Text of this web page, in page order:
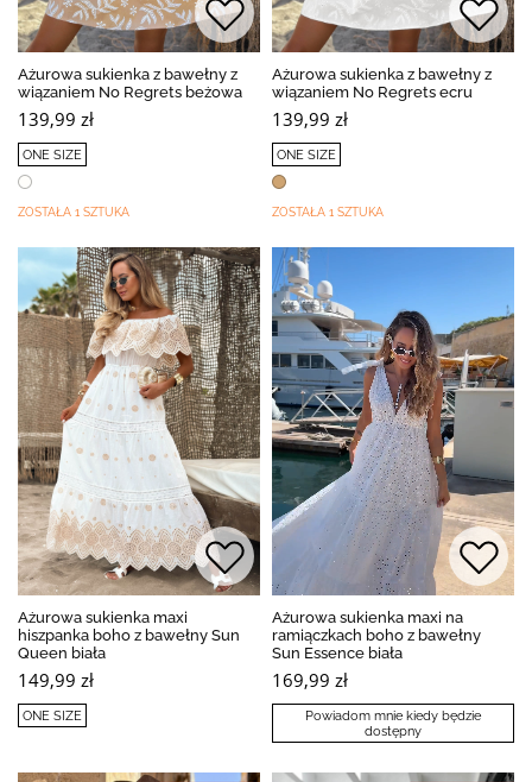
Ażurowa sukienka z bawełny z
wiązaniem No Regrets beżowa
139,99 zł
ONE SIZE
ZOSTAŁA 1 SZTUKA
Ażurowa sukienka z bawełny z
wiązaniem No Regrets ecru
139,99 zł
ONE SIZE
ZOSTAŁA 1 SZTUKA
Ażurowa sukienka maxi
hiszpanka boho z bawełny Sun
Queen biała
149,99 zł
ONE SIZE
Ażurowa sukienka maxi na
ramiączkach boho z bawełny
Sun Essence biała
169,99 zł
Powiadom mnie kiedy będzie
dostępny